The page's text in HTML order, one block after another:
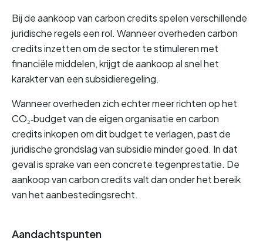
Bij de aankoop van carbon credits spelen verschillende
juridische regels een rol. Wanneer overheden carbon
credits inzetten om de sector te stimuleren met
financiële middelen, krijgt de aankoop al snel het
karakter van een subsidieregeling.
Wanneer overheden zich echter meer richten op het
CO₂‑budget van de eigen organisatie en carbon
credits inkopen om dit budget te verlagen, past de
juridische grondslag van subsidie minder goed. In dat
geval is sprake van een concrete tegenprestatie. De
aankoop van carbon credits valt dan onder het bereik
van het aanbestedingsrecht.
Aandachtspunten